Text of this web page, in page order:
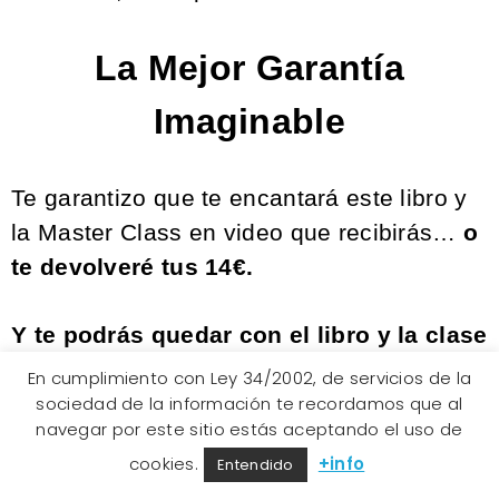
La Mejor Garantía
Imaginable
Te garantizo que te encantará este libro y
la Master Class en video que recibirás… o
te devolveré tus 14€.
Y te podrás quedar con el libro y la clase
de 60 minutos.
Así es. Ni siquiera tendrás que darme
ninguna explicación o devolverme nada.
En cumplimiento con Ley 34/2002, de servicios de la
sociedad de la información te recordamos que al
navegar por este sitio estás aceptando el uso de
cookies.
Entendido +info